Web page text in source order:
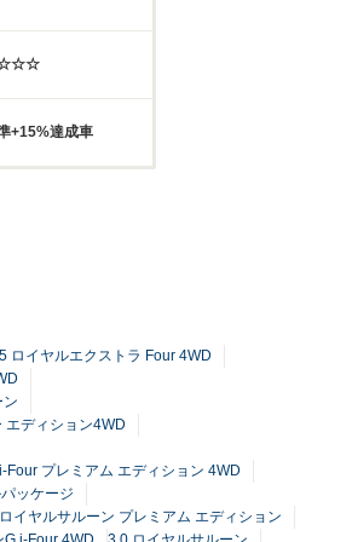
+15%達成車
ロイヤルエクストラ Four 4WD
ン
エディション4WD
Four プレミアム エディション 4WD
ッケージ
イヤルサルーン プレミアム エディション